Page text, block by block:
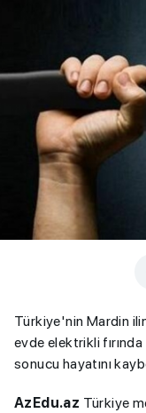
Türkiye'nin Mardin
evde elektrikli
sonucu hayatını
AzEdu.az Türkiye